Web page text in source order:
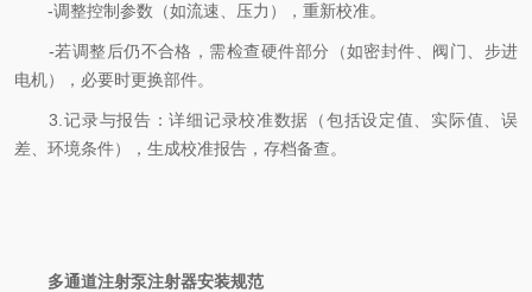
-调整控制参数（如流速、压力），重新校准。
-若调整后仍不合格，需检查硬件部分（如密封件、阀门、步进
电机），必要时更换部件。
3.记录与报告：详细记录校准数据（包括设定值、实际值、误
差、环境条件），生成校准报告，存档备查。
多通道注射泵注射器安装规范